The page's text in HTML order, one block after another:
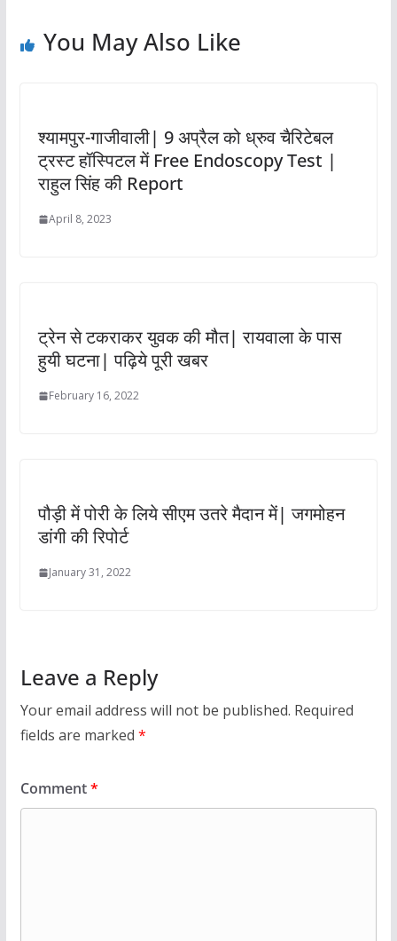
You May Also Like
श्यामपुर-गाजीवाली| 9 अप्रैल को ध्रुव चैरिटेबल
ट्रस्ट हॉस्पिटल में Free Endoscopy Test |
राहुल सिंह की Report
April 8, 2023
ट्रेन से टकराकर युवक की मौत| रायवाला के पास
हुयी घटना| पढ़िये पूरी खबर
February 16, 2022
पौड़ी में पोरी के लिये सीएम उतरे मैदान में| जगमोहन
डांगी की रिपोर्ट
January 31, 2022
Leave a Reply
Your email address will not be published. Required
fields are marked *
Comment*